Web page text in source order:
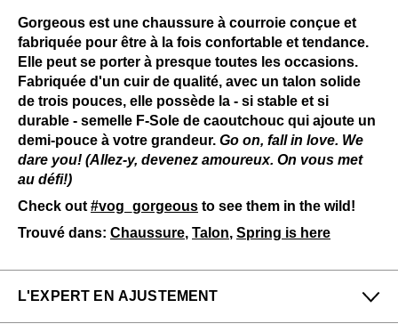
Gorgeous est une chaussure à courroie conçue et
fabriquée pour être à la fois confortable et tendance.
Elle peut se porter à presque toutes les occasions.
Fabriquée d'un cuir de qualité, avec un talon solide
de trois pouces, elle possède la - si stable et si
durable - semelle F-Sole de caoutchouc qui ajoute un
demi-pouce à votre grandeur. Go on, fall in love. We
dare you! (Allez-y, devenez amoureux. On vous met
au défi!)
Check out #vog_gorgeous to see them in the wild!
Trouvé dans: Chaussure, Talon, Spring is here
L'EXPERT EN AJUSTEMENT